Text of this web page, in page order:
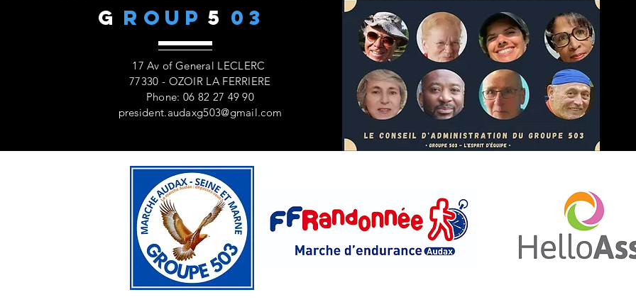
G ROUP 5 03
17 Av of General LECLERC
77330 - OZOIR LA FERRIERE
Phone: 06 82 27 49 90
president.audaxg503@gmail.com